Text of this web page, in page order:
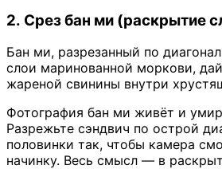
2. Срез бан ми (раскрытие
Бан ми, разрезанный по
слои маринованной моркови,
жареной свинины внутри
Фотография бан ми живёт и
Разрежьте сэндвич по острой
половинки так, чтобы камера
начинку. Весь смысл — в